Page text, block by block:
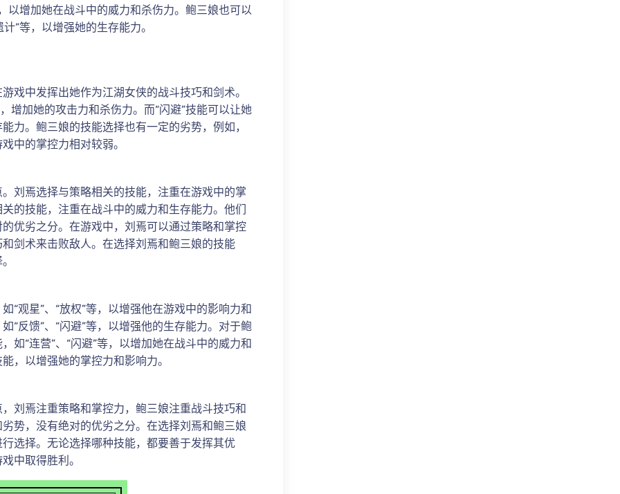
以增加她在战斗中的威力和杀伤力。鲍三娘也可以
”等，以增强她的生存能力。
戏中发挥出她作为江湖女侠的战斗技巧和剑术。
增加她的攻击力和杀伤力。而“闪避”技能可以让她
力。鲍三娘的技能选择也有一定的劣势，例如，
中的掌控力相对较弱。
刘焉选择与策略相关的技能，注重在游戏中的掌
的技能，注重在战斗中的威力和生存能力。他们
优劣之分。在游戏中，刘焉可以通过策略和掌控
剑术来击败敌人。在选择刘焉和鲍三娘的技能
“观星”、“放权”等，以增强他在游戏中的影响力和
“反馈”、“闪避”等，以增强他的生存能力。对于鲍
如“连营”、“闪避”等，以增加她在战斗中的威力和
，以增强她的掌控力和影响力。
刘焉注重策略和掌控力，鲍三娘注重战斗技巧和
势，没有绝对的优劣之分。在选择刘焉和鲍三娘
选择。无论选择哪种技能，都要善于发挥其优
中取得胜利。